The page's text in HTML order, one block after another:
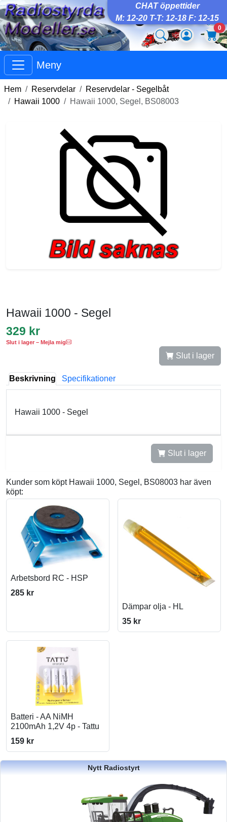
CHAT öppettider
M: 12-20 T-T: 12-18 F: 12-15
0
Meny
Hem Reservdelar
Reservdelar - Segelbåt
Hawaii 1000
Hawaii 1000, Segel, BS08003
Hawaii 1000 - Segel
329 kr
Slut i lager – Mejla mig
Slut i lager
Beskrivning Specifikationer
Hawaii 1000 - Segel
Slut i lager
Kunder som köpt Hawaii 1000, Segel, BS08003 har även
köpt:
Arbetsbord RC - HSP
285 kr
Dämpar olja - HL
35 kr
Batteri - AA NiMH
2100mAh 1,2V 4p - Tattu
159 kr
Nytt Radiostyrt